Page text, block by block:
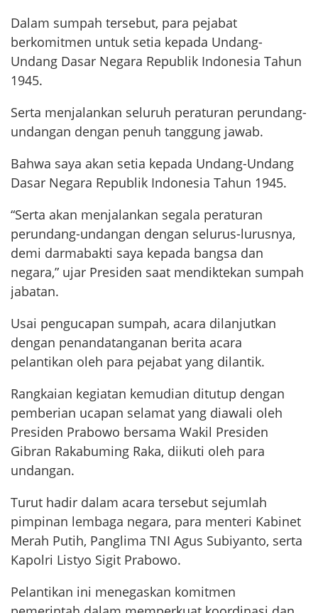
Dalam sumpah tersebut, para pejabat
berkomitmen untuk setia kepada Undang-
Undang Dasar Negara Republik Indonesia Tahun
1945.
Serta menjalankan seluruh peraturan perundang-
undangan dengan penuh tanggung jawab.
Bahwa saya akan setia kepada Undang-Undang
Dasar Negara Republik Indonesia Tahun 1945.
“Serta akan menjalankan segala peraturan
perundang-undangan dengan selurus-lurusnya,
demi darmabakti saya kepada bangsa dan
negara,” ujar Presiden saat mendiktekan sumpah
jabatan.
Usai pengucapan sumpah, acara dilanjutkan
dengan penandatanganan berita acara
pelantikan oleh para pejabat yang dilantik.
Rangkaian kegiatan kemudian ditutup dengan
pemberian ucapan selamat yang diawali oleh
Presiden Prabowo bersama Wakil Presiden
Gibran Rakabuming Raka, diikuti oleh para
undangan.
Turut hadir dalam acara tersebut sejumlah
pimpinan lembaga negara, para menteri Kabinet
Merah Putih, Panglima TNI Agus Subiyanto, serta
Kapolri Listyo Sigit Prabowo.
Pelantikan ini menegaskan komitmen